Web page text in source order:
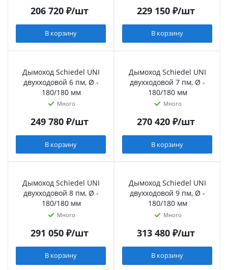
206 720₽/шт
В корзину
229 150₽/шт
В корзину
Дымоход Schiedel UNI
двухходовой 6 пм, Ø -
180/180 мм
Много
249 780₽/шт
В корзину
Дымоход Schiedel UNI
двухходовой 7 пм, Ø -
180/180 мм
Много
270 420₽/шт
В корзину
Дымоход Schiedel UNI
двухходовой 8 пм, Ø -
180/180 мм
Много
291 050₽/шт
В корзину
Дымоход Schiedel UNI
двухходовой 9 пм, Ø -
180/180 мм
Много
313 480₽/шт
В корзину